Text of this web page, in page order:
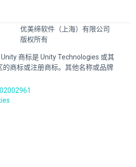
优美缔软件（上海）有限公司
版权所有
商标是 Unity Technologies 或其
的商标或注册商标。其他名称或品牌